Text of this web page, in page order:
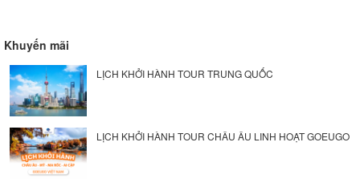
Khuyến mãi
LỊCH KHỞI HÀNH TOUR TRUNG QUỐC
LỊCH KHỞI HÀNH TOUR CHÂU ÂU LINH HOẠT GOEUGO